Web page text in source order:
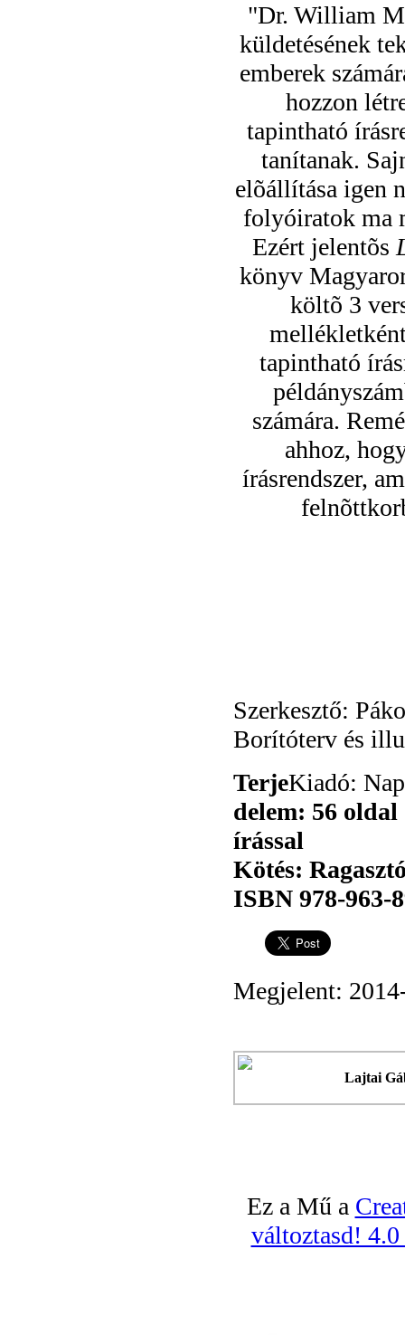
"Dr. William
küldetésének
emberek
hozzon
tapintható
tanítanak.
elõállítása igen
folyóiratok ma
Ezért jelentõs
könyv
költõ 3
tapintható
számára.
ahhoz,
írásrendszer,
Szerkesztő:
Borítóterv és
TerjeKiadó:
delem: 56
írással
Kötés:
ISBN 978-963-
Megjelent:
Lajtai
Ez a Mű a
változtasd!